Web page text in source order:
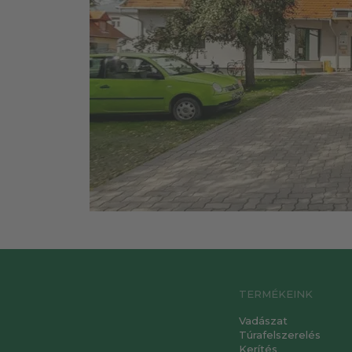
Verbatim
ZEISS
TERMÉKEINK
Vadászat
Túrafelszerelés
Kerítés